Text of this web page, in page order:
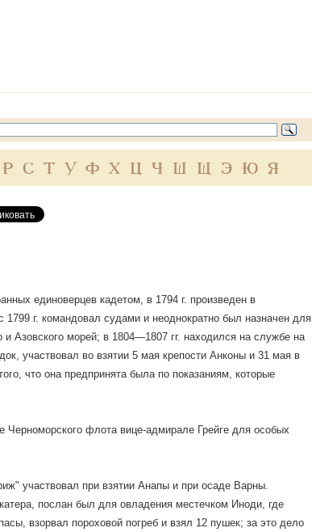
Р С Т У Ф Х Ц Ч Ш Щ Э Ю Я
единоверцев кадетом, в 1794 г. произведен в
г. командовал судами и неоднократно был назначен для
и Азовского морей; в 1804—1807 гг. находился на службе на
участвовал во взятии 5 мая крепости Анконы и 31 мая в
что она предпринята была по показаниям, которые
Черноморского флота вице-адмирале Грейге для особых
участвовал при взятии Анапы и при осаде Варны.
послан был для овладения местечком Иноди, где
взорвал пороховой погреб и взял 12 пушек; за это дело